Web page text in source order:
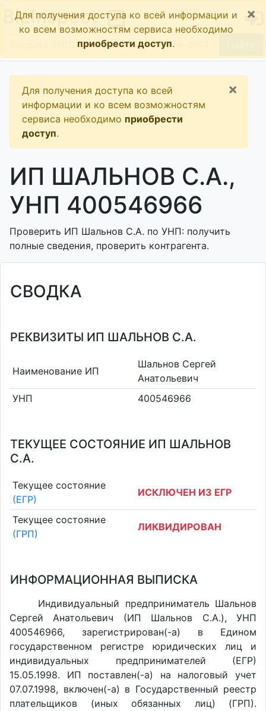
BizInspect
Для получения доступа ко всей информации и
ко всем возможностям сервиса необходимо
приобрести доступ.
×
Для получения доступа ко всей
информации и ко всем возможностям
сервиса необходимо приобрести
доступ.
×
ИП ШАЛЬНОВ С.А.,
УНП 400546966
Проверить ИП Шальнов С.А. по УНП: получить
полные сведения, проверить контрагента.
СВОДКА
РЕКВИЗИТЫ ИП ШАЛЬНОВ С.А.
Наименование ИП
Шальнов Сергей
Анатольевич
УНП
400546966
ТЕКУЩЕЕ СОСТОЯНИЕ ИП ШАЛЬНОВ
С.А.
Текущее состояние
(ЕГР)
ИСКЛЮЧЕН ИЗ ЕГР
Текущее состояние
(ГРП)
ЛИКВИДИРОВАН
ИНФОРМАЦИОННАЯ ВЫПИСКА
Индивидуальный предприниматель Шальнов
Сергей Анатольевич (ИП Шальнов С.А.), УНП
400546966, зарегистрирован(-а) в Едином
государственном регистре юридических лиц и
индивидуальных предпринимателей (ЕГР)
15.05.1998. ИП поставлен(-a) на налоговый учет
07.07.1998, включен(-a) в Государственный реестр
плательщиков (иных обязанных лиц) (ГРП).